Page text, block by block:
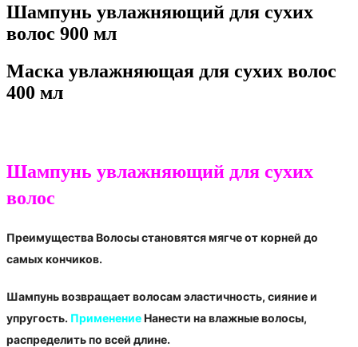
Шампунь увлажняющий для сухих
волос 900 мл
Маска увлажняющая для сухих волос
400 мл
Шампунь увлажняющий для сухих
волос
Преимущества Волосы становятся мягче от корней до
самых кончиков.
Шампунь возвращает волосам эластичность, сияние и
упругость. ПрименениеНанести на влажные волосы,
распределить по всей длине.